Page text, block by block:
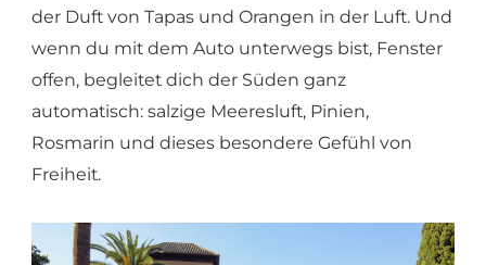
der Duft von Tapas und Orangen in der Luft. Und
wenn du mit dem Auto unterwegs bist, Fenster
offen, begleitet dich der Süden ganz
automatisch: salzige Meeresluft, Pinien,
Rosmarin und dieses besondere Gefühl von
Freiheit.